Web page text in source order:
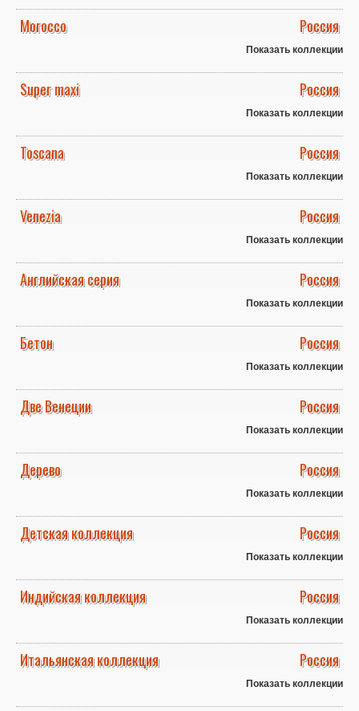
Morocco Россия
Показать коллекции
Super maxi Россия
Показать коллекции
Toscana Россия
Показать коллекции
Venezia Россия
Показать коллекции
Английская серия Россия
Показать коллекции
Бетон Россия
Показать коллекции
Две Венеции Россия
Показать коллекции
Дерево Россия
Показать коллекции
Детская коллекция Россия
Показать коллекции
Индийская коллекция Россия
Показать коллекции
Итальянская коллекция Россия
Показать коллекции